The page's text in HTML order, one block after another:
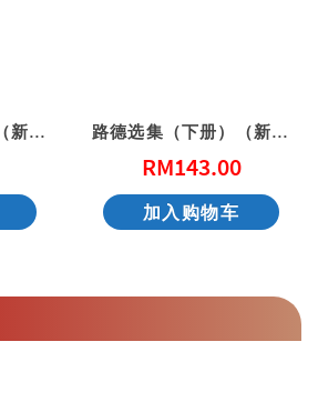
路德选集（上册）（新编修版） 路德选集（下册）（新编修版）
RM143.00
加入购物车